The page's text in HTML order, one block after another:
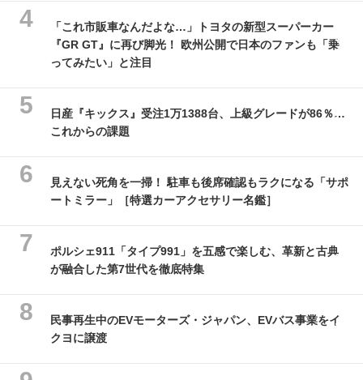
「これ市販車なんだよな…」トヨタの新型スーパーカー
『GR GT』に再び脚光！ 欧州公開で日本のファンも「乗
ってみたい」と注目
日産『キックス』受注1万1388台、上級グレードが86％…
これからの課題
見えない死角を一掃！ 駐車も後席確認もラクになる「サポ
ートミラー」［特選カーアクセサリー名鑑］
ポルシェ911「タイプ991」を五感で楽しむ、革新と古典
が融合した第7世代を徹底特集
民事再生中のEVモーターズ・ジャパン、EVバス事業をイ
クヨに譲渡